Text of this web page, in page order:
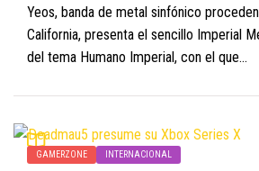
Yeos, banda de metal sinfónico
California, presenta el sencillo Imperial
del tema Humano Imperial, con el que...
GAMERZONE INTERNACIONAL